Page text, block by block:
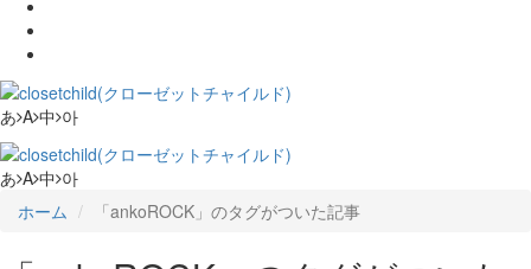
あ A 中 아
あ A 中 아
ホーム
「ankoROCK」のタグがついた記事